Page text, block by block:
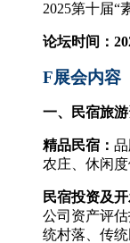
2025第十届“
论坛时间：
F展会内容
一、民宿旅
精品民宿：
农庄、休闲度
民宿投资及开
公司资产评
统村落、传